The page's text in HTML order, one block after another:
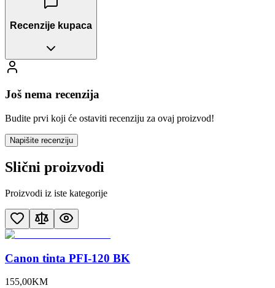
Recenzije kupaca
Još nema recenzija
Budite prvi koji će ostaviti recenziju za ovaj proizvod!
Napišite recenziju
Slični proizvodi
Proizvodi iz iste kategorije
Canon tinta PFI-120 BK
155,00KM